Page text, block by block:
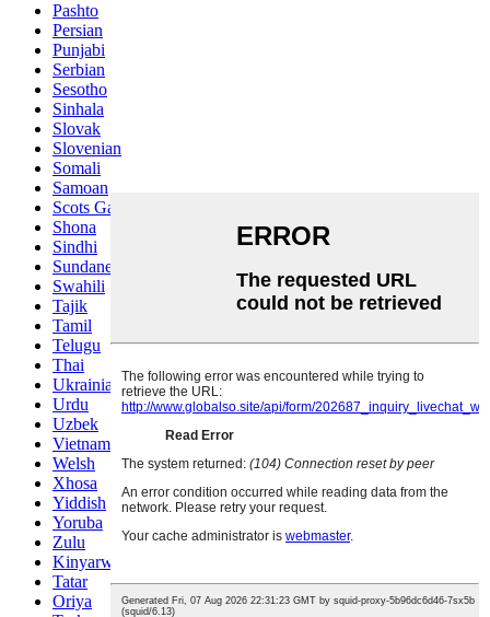
Pashto
Persian
Punjabi
Serbian
Sesotho
Sinhala
Slovak
Slovenian
Somali
Samoan
Scots Gaelic
Shona
Sindhi
Sundanese
Swahili
Tajik
Tamil
Telugu
Thai
Ukrainian
Urdu
Uzbek
Vietnamese
Welsh
Xhosa
Yiddish
Yoruba
Zulu
Kinyarwanda
Tatar
Oriya